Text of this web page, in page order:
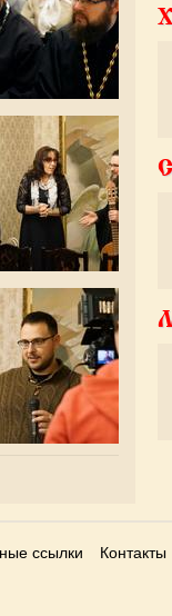
ссылки Контакты